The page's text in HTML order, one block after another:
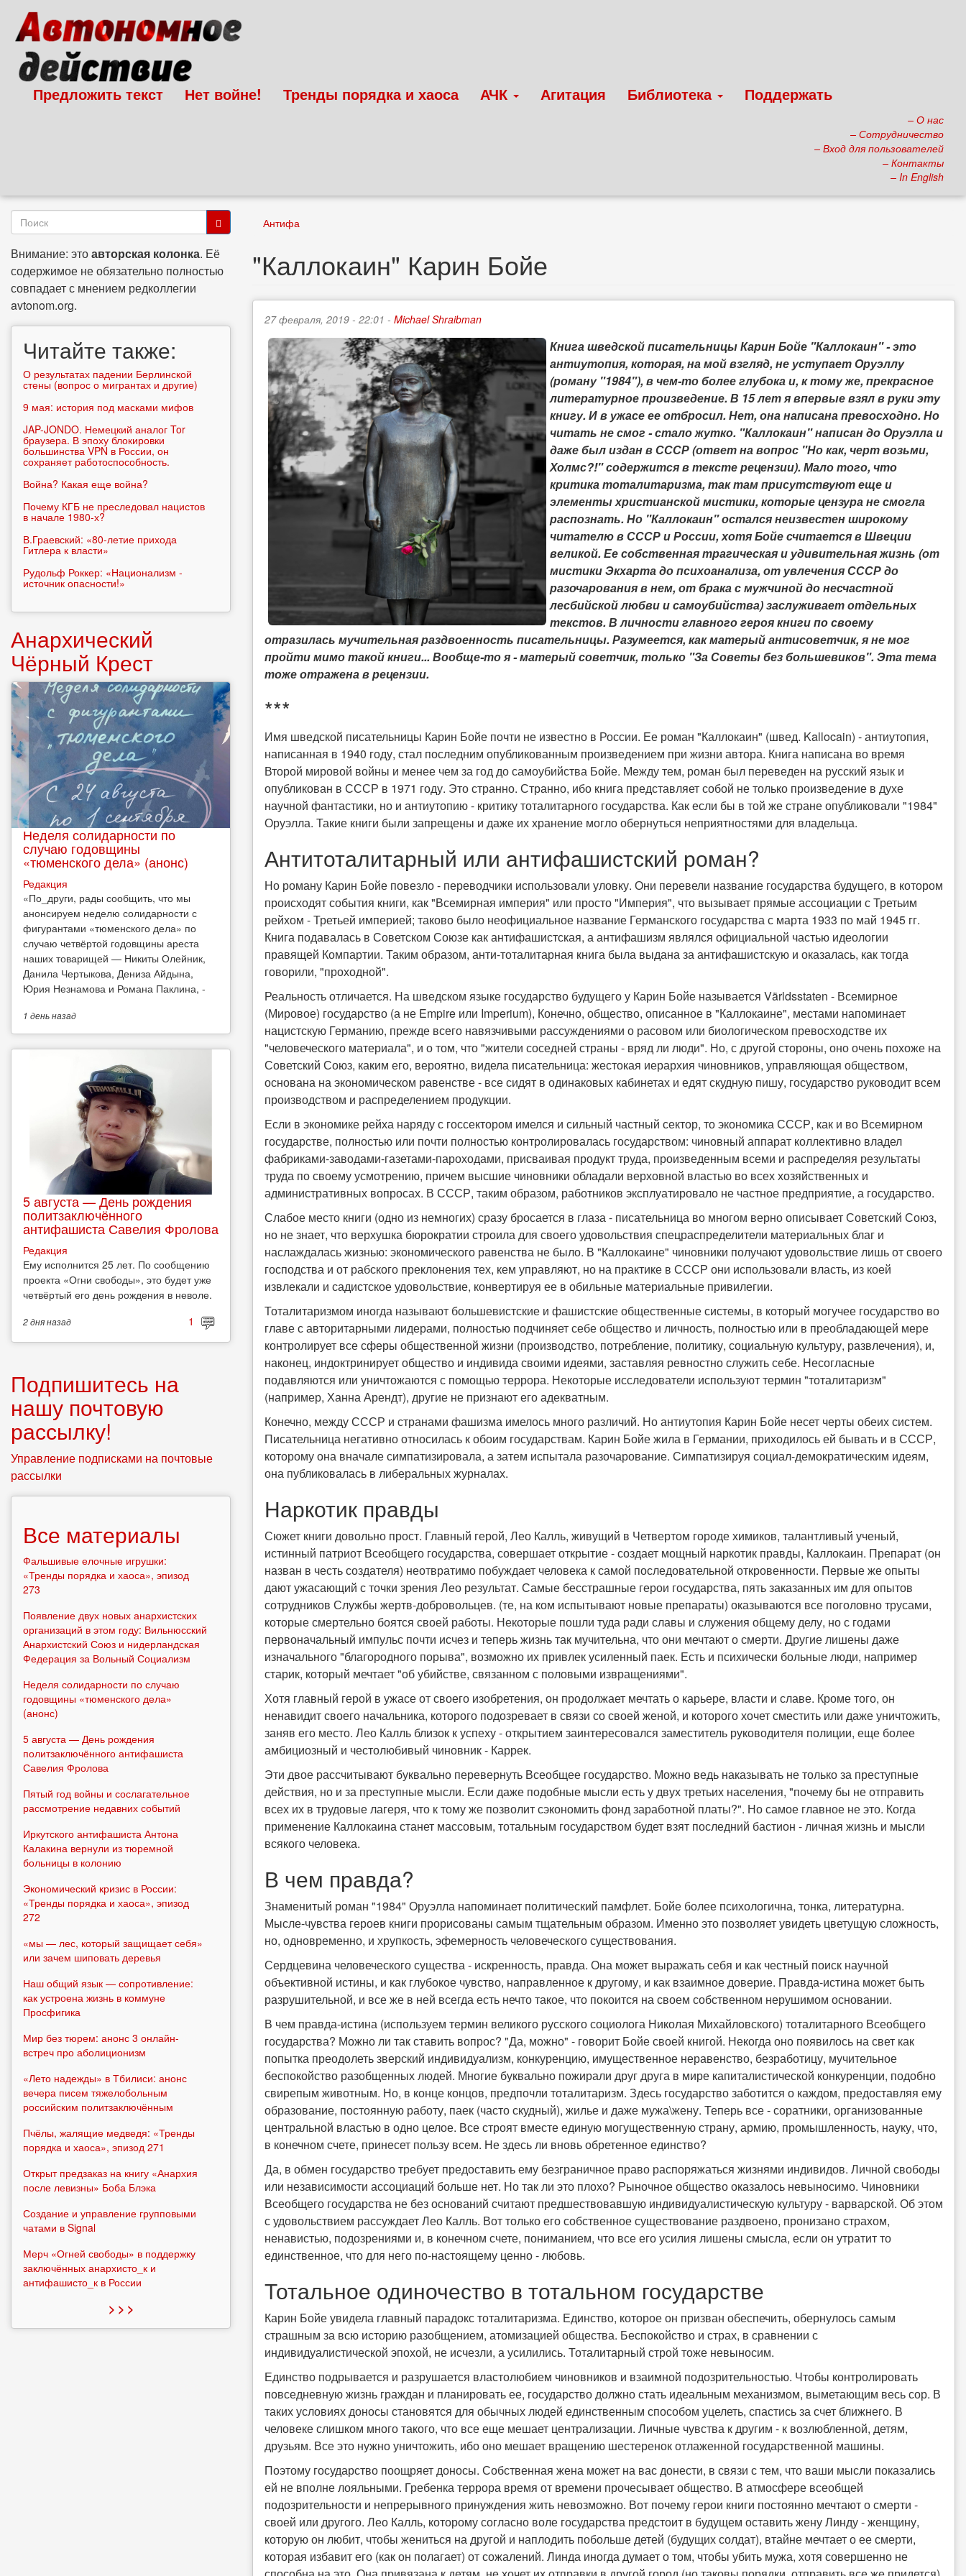
основному
содержанию
Предложить текст Нет войне! Тренды порядка и хаоса АЧК Агитация Библиотека Поддержать
– О нас
– Сотрудничество
– Вход для пользователей
– Контакты
– In English
Антифа
"Каллокаин" Карин Бойе
27 февраля, 2019 - 22:01 - Michael Shraibman
Книга шведской писательницы Карин Бойе "Каллокаин" - это
антиутопия, которая, на мой взгляд, не уступает Оруэллу
(роману "1984"), в чем-то более глубока и, к тому же, прекрасное
литературное произведение. В 15 лет я впервые взял в руки эту
книгу. И в ужасе ее отбросил. Нет, она написана превосходно. Но
читать не смог - стало жутко. "Каллокаин" написан до Оруэлла и
даже был издан в СССР (ответ на вопрос "Но как, черт возьми,
Холмс?!" содержится в тексте рецензии). Мало того, что
критика тоталитаризма, так там присутствуют еще и
элементы христианской мистики, которые цензура не смогла
распознать. Но "Каллокаин" остался неизвестен широкому
читателю в СССР и России, хотя Бойе считается в Швеции
великой. Ее собственная трагическая и удивительная жизнь (от
мистики Экхарта до психоанализа, от увлечения СССР до
разочарования в нем, от брака с мужчиной до несчастной
лесбийской любви и самоубийства) заслуживает отдельных
текстов. В личности главного героя книги по своему
отразилась мучительная раздвоенность писательницы. Разумеется, как матерый антисоветчик, я не мог
пройти мимо такой книги... Вообще-то я - матерый советчик, только "За Советы без большевиков". Эта тема
тоже отражена в рецензии.
***
Имя шведской писательницы Карин Бойе почти не известно в России. Ее роман "Каллокаин" (швед. Kallocain) - антиутопия,
написанная в 1940 году, стал последним опубликованным произведением при жизни автора. Книга написана во время
Второй мировой войны и менее чем за год до самоубийства Бойе. Между тем, роман был переведен на русский язык и
опубликован в СССР в 1971 году. Это странно. Странно, ибо книга представляет собой не только произведение в духе
научной фантастики, но и антиутопию - критику тоталитарного государства. Как если бы в той же стране опубликовали "1984"
Оруэлла. Такие книги были запрещены и даже их хранение могло обернуться неприятностями для владельца.
Антитоталитарный или антифашистский роман?
Но роману Карин Бойе повезло - переводчики использовали уловку. Они перевели название государства будущего, в котором
происходят события книги, как "Всемирная империя" или просто "Империя", что вызывает прямые ассоциации с Третьим
рейхом - Третьей империей; таково было неофициальное название Германского государства с марта 1933 по май 1945 гг.
Книга подавалась в Советском Союзе как антифашистская, а антифашизм являлся официальной частью идеологии
правящей Компартии. Таким образом, анти-тоталитарная книга была выдана за антифашистскую и оказалась, как тогда
говорили, "проходной".
Реальность отличается. На шведском языке государство будущего у Карин Бойе называется Världsstaten - Всемирное
(Мировое) государство (а не Empire или Imperium), Конечно, общество, описанное в "Каллокаине", местами напоминает
нацистскую Германию, прежде всего навязчивыми рассуждениями о расовом или биологическом превосходстве их
"человеческого материала", и о том, что "жители соседней страны - вряд ли люди". Но, с другой стороны, оно очень похоже на
Советский Союз, каким его, вероятно, видела писательница: жестокая иерархия чиновников, управляющая обществом,
основана на экономическом равенстве - все сидят в одинаковых кабинетах и едят скудную пишу, государство руководит всем
производством и распределением продукции.
Если в экономике рейха наряду с госсектором имелся и сильный частный сектор, то экономика СССР, как и во Всемирном
государстве, полностью или почти полностью контролировалась государством: чиновный аппарат коллективно владел
фабриками-заводами-газетами-пароходами, присваивая продукт труда, произведенным всеми и распределяя результаты
труда по своему усмотрению, причем высшие чиновники обладали верховной властью во всех хозяйственных и
административных вопросах. В СССР, таким образом, работников эксплуатировало не частное предприятие, а государство.
Слабое место книги (одно из немногих) сразу бросается в глаза - писательница во многом верно описывает Советский Союз,
но не знает, что верхушка бюрократии строила для своего удовольствия спецраспределители материальных благ и
наслаждалась жизнью: экономического равенства не было. В "Каллокаине" чиновники получают удовольствие лишь от своего
господства и от рабского преклонения тех, кем управляют, но на практике в СССР они использовали власть, из коей
извлекали и садистское удовольствие, конвертируя ее в обильные материальные привилегии.
Тоталитаризмом иногда называют большевистские и фашистские общественные системы, в который могучее государство во
главе с авторитарными лидерами, полностью подчиняет себе общество и личность, полностью или в преобладающей мере
контролирует все сферы общественной жизни (производство, потребление, политику, социальную культуру, развлечения), и,
наконец, индоктринирует общество и индивида своими идеями, заставляя ревностно служить себе. Несогласные
подавляются или уничтожаются с помощью террора. Некоторые исследователи используют термин "тоталитаризм"
(например, Ханна Арендт), другие не признают его адекватным.
Конечно, между СССР и странами фашизма имелось много различий. Но антиутопия Карин Бойе несет черты обеих систем.
Писательница негативно относилась к обоим государствам. Карин Бойе жила в Германии, приходилось ей бывать и в СССР,
которому она вначале симпатизировала, а затем испытала разочарование. Симпатизируя социал-демократическим идеям,
она публиковалась в либеральных журналах.
Наркотик правды
Сюжет книги довольно прост. Главный герой, Лео Калль, живущий в Четвертом городе химиков, талантливый ученый,
истинный патриот Всеобщего государства, совершает открытие - создает мощный наркотик правды, Каллокаин. Препарат (он
назван в честь создателя) неотвратимо побуждает человека к самой последовательной откровенности. Первые же опыты
дают ужасающий с точки зрения Лео результат. Самые бесстрашные герои государства, пять заказанных им для опытов
сотрудников Службы жертв-добровольцев. (те, на ком испытывают новые препараты) оказываются все поголовно трусами,
которые смертельно боятся своей работы. Некоторые пошли туда ради славы и служения общему делу, но с годами
первоначальный импульс почти исчез и теперь жизнь так мучительна, что они мечтают о смерти. Другие лишены даже
изначального "благородного порыва", возможно их привлек усиленный паек. Есть и психически больные люди, например
старик, который мечтает "об убийстве, связанном с половыми извращениями".
Хотя главный герой в ужасе от своего изобретения, он продолжает мечтать о карьере, власти и славе. Кроме того, он
ненавидит своего начальника, которого подозревает в связи со своей женой, и которого хочет сместить или даже уничтожить,
заняв его место. Лео Калль близок к успеху - открытием заинтересовался заместитель руководителя полиции, еще более
амбициозный и честолюбивый чиновник - Каррек.
Эти двое рассчитывают буквально перевернуть Всеобщее государство. Можно ведь наказывать не только за преступные
действия, но и за преступные мысли. Если даже подобные мысли есть у двух третьих населения, "почему бы не отправить
всех их в трудовые лагеря, что к тому же позволит сэкономить фонд заработной платы?". Но самое главное не это. Когда
применение Каллокаина станет массовым, тотальным государством будет взят последний бастион - личная жизнь и мысли
всякого человека.
В чем правда?
Знаменитый роман "1984" Оруэлла напоминает политический памфлет. Бойе более психологична, тонка, литературна.
Мысле-чувства героев книги прорисованы самым тщательным образом. Именно это позволяет увидеть цветущую сложность,
но, одновременно, и хрупкость, эфемерность человеческого существования.
Сердцевина человеческого существа - искренность, правда. Она может выражать себя и как честный поиск научной
объективной истины, и как глубокое чувство, направленное к другому, и как взаимное доверие. Правда-истина может быть
разрушительной, и все же в ней всегда есть нечто такое, что покоится на своем собственном нерушимом основании.
В чем правда-истина (используем термин великого русского социолога Николая Михайловского) тоталитарного Всеобщего
государства? Можно ли так ставить вопрос? "Да, можно" - говорит Бойе своей книгой. Некогда оно появилось на свет как
попытка преодолеть зверский индивидуализм, конкуренцию, имущественное неравенство, безработицу, мучительное
беспокойство разобщенных людей. Многие буквально пожирали друг друга в мире капиталистической конкуренции, подобно
свирепым животным. Но, в конце концов, предпочли тоталитаризм. Здесь государство заботится о каждом, предоставляя ему
образование, постоянную работу, паек (часто скудный), жилье и даже мужа\жену. Теперь все - соратники, организованные
центральной властью в одно целое. Все строят вместе единую могущественную страну, армию, промышленность, науку, что,
в конечном счете, принесет пользу всем. Не здесь ли вновь обретенное единство?
Да, в обмен государство требует предоставить ему безграничное право распоряжаться жизнями индивидов. Личной свободы
или независимости ассоциаций больше нет. Но так ли это плохо? Рыночное общество оказалось невыносимо. Чиновники
Всеобщего государства не без оснований считают предшествовавшую индивидуалистическую культуру - варварской. Об этом
с удовольствием рассуждает Лео Калль. Вот только его собственное существование раздвоено, пронизано страхом,
ненавистью, подозрениями и, в конечном счете, пониманием, что все его усилия лишены смысла, если он утратит то
единственное, что для него по-настоящему ценно - любовь.
Тотальное одиночество в тотальном государстве
Карин Бойе увидела главный парадокс тоталитаризма. Единство, которое он призван обеспечить, обернулось самым
страшным за всю историю разобщением, атомизацией общества. Беспокойство и страх, в сравнении с
индивидуалистической эпохой, не исчезли, а усилились. Тоталитарный строй тоже невыносим.
Единство подрывается и разрушается властолюбием чиновников и взаимной подозрительностью. Чтобы контролировать
повседневную жизнь граждан и планировать ее, государство должно стать идеальным механизмом, выметающим весь сор. В
таких условиях доносы становятся для обычных людей единственным способом уцелеть, спастись за счет ближнего. В
человеке слишком много такого, что все еще мешает централизации. Личные чувства к другим - к возлюбленной, детям,
друзьям. Все это нужно уничтожить, ибо оно мешает вращению шестеренок отлаженной государственной машины.
Поэтому государство поощряет доносы. Собственная жена может на вас донести, в связи с тем, что ваши мысли показались
ей не вполне лояльными. Гребенка террора время от времени прочесывает общество. В атмосфере всеобщей
подозрительности и непрерывного принуждения жить невозможно. Вот почему герои книги постоянно мечтают о смерти -
своей или другого. Лео Калль, которому согласно воле государства предстоит в будущем оставить жену Линду - женщину,
которую он любит, чтобы жениться на другой и наплодить побольше детей (будущих солдат), втайне мечтает о ее смерти,
которая избавит его (как он полагает) от сожалений. Линда иногда думает о том, чтобы убить мужа, хотя совершенно не
Форма
поиска
Внимание: этоавторская колонка. Её
содержимое не обязательно полностью
совпадает с мнением редколлегии
avtonom.org.
Читайте также:
О результатах падении Берлинской
стены (вопрос о мигрантах и другие)
9 мая: история под масками мифов
JAP-JONDO. Немецкий аналог Tor
браузера. В эпоху блокировки
большинства VPN в России, он
сохраняет работоспособность.
Война? Какая еще война?
Почему КГБ не преследовал нацистов
в начале 1980-х?
В.Граевский: «80-летие прихода
Гитлера к власти»
Рудольф Роккер: «Национализм -
источник опасности!»
Анархический
Чёрный Крест
Неделя солидарности по
случаю годовщины
«тюменского дела» (анонс)
Редакция
​«По_други, рады сообщить, что мы
анонсируем неделю солидарности с
фигурантами «тюменского дела» по
случаю четвёртой годовщины ареста
наших товарищей — Никиты Олейник,
Данила Чертыкова, Дениза Айдына,
Юрия Незнамова и Романа Паклина, -
1 деньназад
5 августа — День рождения
политзаключённого
антифашиста Савелия Фролова
Редакция
Ему исполнится 25 лет. По сообщению
проекта «Огни свободы», это будет уже
четвёртый его день рождения в неволе.
2 дняназад 1
Подпишитесь на
нашу почтовую
рассылку!
Управление подписками на почтовые
рассылки
Все материалы
Фальшивые елочные игрушки:
«Тренды порядка и хаоса», эпизод
273
Появление двух новых анархистских
организаций в этом году: Вильнюсский
Анархистский Союз и нидерландская
Федерация за Вольный Социализм
Неделя солидарности по случаю
годовщины «тюменского дела»
(анонс)
5 августа — День рождения
политзаключённого антифашиста
Савелия Фролова
Пятый год войны и сослагательное
рассмотрение недавних событий
Иркутского антифашиста Антона
Калакина вернули из тюремной
больницы в колонию
Экономический кризис в России:
«Тренды порядка и хаоса», эпизод
272
«мы — лес, который защищает себя»
или зачем шиповать деревья
Наш общий язык — сопротивление:
как устроена жизнь в коммуне
Просфигика
Мир без тюрем: анонс 3 онлайн-
встреч про аболиционизм
«Лето надежды» в Тбилиси: анонс
вечера писем тяжелобольным
российским политзаключённым
Пчёлы, жалящие медведя: «Тренды
порядка и хаоса», эпизод 271
Открыт предзаказ на книгу «Анархия
после левизны» Боба Блэка
Создание и управление групповыми
чатами в Signal
Мерч «Огней свободы» в поддержку
заключённых анархисто_к и
антифашисто_к в России
> > >